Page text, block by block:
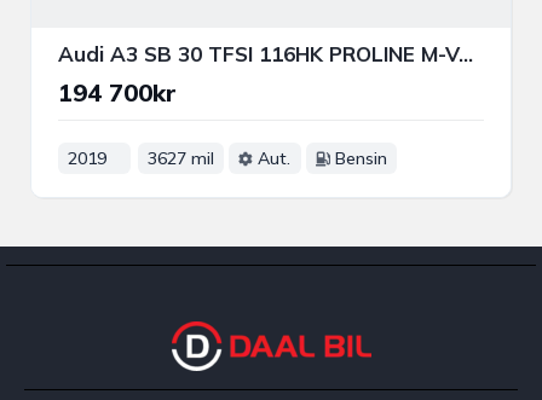
Audi A3 SB 30 TFSI 116HK PROLINE M-VÄRM P-SENS FARTHÅLLARE
194 700kr
2019 3627 mil Aut. Bensin